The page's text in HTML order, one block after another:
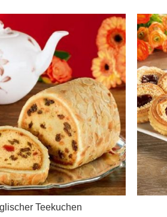
Teekuchen